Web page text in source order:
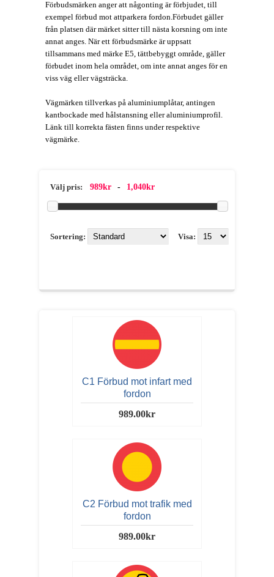
Förbudsmärken anger att någonting är förbjudet, till
exempel förbud mot attparkera fordon.Förbudet gäller
från platsen där märket sitter till nästa korsning om inte
annat anges. När ett förbudsmärke är uppsatt
tillsammans med märke E5, tättbebyggt område, gäller
förbudet inom hela området, om inte annat anges för en
viss väg eller vägsträcka.
Vägmärken tillverkas på aluminiumplåtar, antingen
kantbockade med hålstansning eller aluminiumprofil.
Länk till korrekta fästen finns under respektive
vägmärke.
Välj pris: 989kr - 1,040kr
Visa:
Sortering:
C1 Förbud mot infart med
fordon
989.00kr
C2 Förbud mot trafik med
fordon
989.00kr